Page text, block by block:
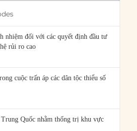
nhiệm đối với các quyết định đầu tư
rủi ro cao
cuộc trấn áp các dân tộc thiểu số
Quốc nhằm thống trị khu vực